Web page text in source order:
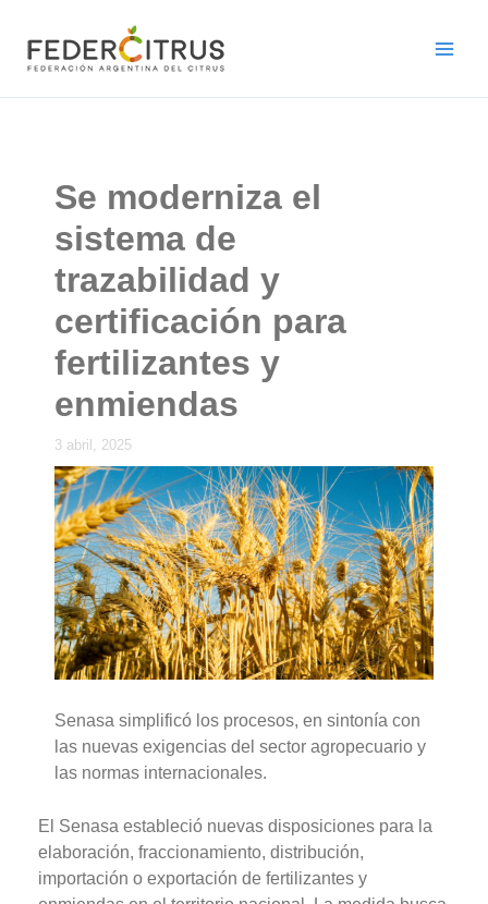
contenido
Se moderniza el
sistema de
trazabilidad y
certificación para
fertilizantes y
enmiendas
3 abril, 2025
Senasa simplificó los procesos, en sintonía con
las nuevas exigencias del sector agropecuario y
las normas internacionales.
El Senasa estableció nuevas disposiciones para la
elaboración, fraccionamiento, distribución,
importación o exportación de fertilizantes y